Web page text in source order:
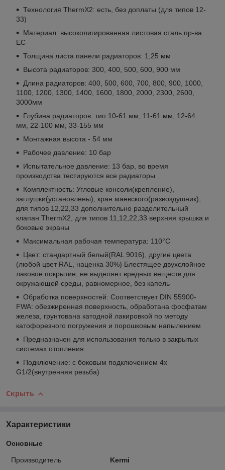
Технология ThermX2: есть, без доплаты (для типов 12-
33)
Материал: высоколигированная листовая сталь пр-ва
ЕС
Толщина листа панели радиаторов: 1,25 мм
Высота радиаторов: 300, 400, 500, 600, 900 мм
Длина радиаторов: 400, 500, 600, 700, 800, 900, 1000,
1100, 1200, 1300, 1400, 1600, 1800, 2000, 2300, 2600,
3000мм
Глубина радиаторов: тип 10-61 мм, 11-61 мм, 12-64
мм, 22-100 мм, 33-155 мм
Монтажная высота - 54 мм
Рабочее давление: 10 бар
Испытательное давление: 13 бар, во время
производства тестируются все радиаторы
Комплектность: Угловые консоли(крепление),
заглушки(установлены), кран маевского(развоздушник),
для типов 12,22,33 дополнительно разделительный
клапан ThermX2, для типов 11,12,22,33 верхняя крышка и
боковые экраны
Максимальная рабочая температура: 110°С
Цвет: стандартный белый(RAL 9016), другие цвета
(любой цвет RAL, наценка 30%) Блестящее двухслойное
лаковое покрытие, не выделяет вредных веществ для
окружающей среды, равномерное, без капель
Обработка поверхностей: Соответствует DIN 55900-
FWA: обезжиренная поверхность, обработана фосфатам
железа, грунтована катодной лакировкой по методу
катофорезного погружения и порошковым напылением
Предназначен для использования только в закрытых
системах отопления
Подключение: с боковым подключением 4x
G1/2(внутренняя резьба)
Скрыть
Характеристики
Основные
Производитель
Kermi